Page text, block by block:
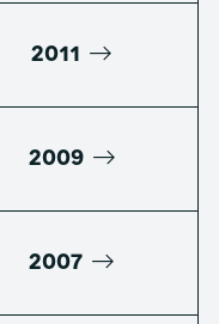
2011
2009
2007